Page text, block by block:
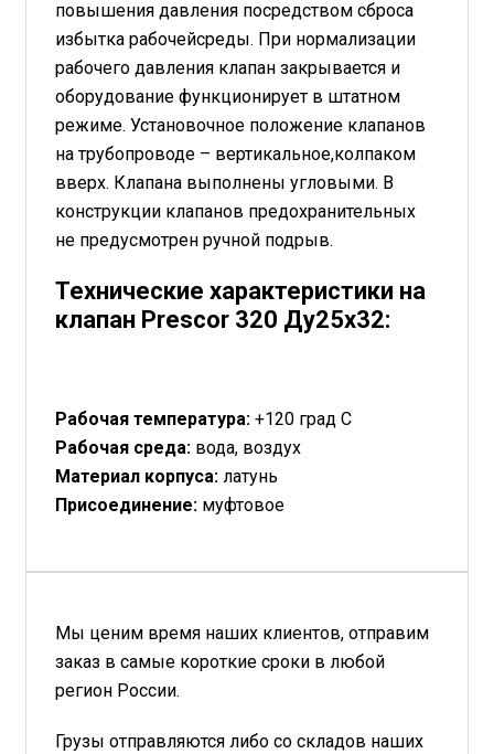
повышения давления посредством сброса
избытка рабочейсреды. При нормализации
рабочего давления клапан закрывается и
оборудование функционирует в штатном
режиме. Установочное положение клапанов
на трубопроводе – вертикальное,колпаком
вверх. Клапана выполнены угловыми. В
конструкции клапанов предохранительных
не предусмотрен ручной подрыв.
Технические характеристики на
клапан Prescor 320 Ду25х32:
Рабочая температура: +120 град С
Рабочая среда: вода, воздух
Материал корпуса: латунь
Присоединение: муфтовое
Мы ценим время наших клиентов, отправим
заказ в самые короткие сроки в любой
регион России.
Грузы отправляются либо со складов наших